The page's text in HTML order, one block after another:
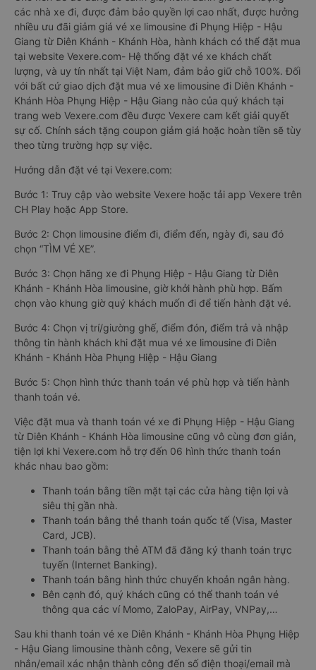
các nhà xe đi, được đảm bảo quyền lợi cao nhất, được hưởng
nhiều ưu đãi giảm giá vé xe limousine đi Phụng Hiệp - Hậu
Giang từ Diên Khánh - Khánh Hòa, hành khách có thể đặt mua
tại website Vexere.com- Hệ thống đặt vé xe khách chất
lượng, và uy tín nhất tại Việt Nam, đảm bảo giữ chỗ 100%. Đối
với bất cứ giao dịch đặt mua vé xe limousine đi Diên Khánh -
Khánh Hòa Phụng Hiệp - Hậu Giang nào của quý khách tại
trang web Vexere.com đều được Vexere cam kết giải quyết
sự cố. Chính sách tặng coupon giảm giá hoặc hoàn tiền sẽ tùy
theo từng trường hợp sự việc.
Hướng dẫn đặt vé tại Vexere.com:
Bước 1: Truy cập vào website Vexere hoặc tải app Vexere trên
CH Play hoặc App Store.
Bước 2: Chọn limousine điểm đi, điểm đến, ngày đi, sau đó
chọn “TÌM VÉ XE”.
Bước 3: Chọn hãng xe đi Phụng Hiệp - Hậu Giang từ Diên
Khánh - Khánh Hòa limousine, giờ khởi hành phù hợp. Bấm
chọn vào khung giờ quý khách muốn đi để tiến hành đặt vé.
Bước 4: Chọn vị trí/giường ghế, điểm đón, điểm trả và nhập
thông tin hành khách khi đặt mua vé xe limousine đi Diên
Khánh - Khánh Hòa Phụng Hiệp - Hậu Giang
Bước 5: Chọn hình thức thanh toán vé phù hợp và tiến hành
thanh toán vé.
Việc đặt mua và thanh toán vé xe đi Phụng Hiệp - Hậu Giang
từ Diên Khánh - Khánh Hòa limousine cũng vô cùng đơn giản,
tiện lợi khi Vexere.com hỗ trợ đến 06 hình thức thanh toán
khác nhau bao gồm:
Thanh toán bằng tiền mặt tại các cửa hàng tiện lợi và
siêu thị gần nhà.
Thanh toán bằng thẻ thanh toán quốc tế (Visa, Master
Card, JCB).
Thanh toán bằng thẻ ATM đã đăng ký thanh toán trực
tuyến (Internet Banking).
Thanh toán bằng hình thức chuyển khoản ngân hàng.
Bên cạnh đó, quý khách cũng có thể thanh toán vé
thông qua các ví Momo, ZaloPay, AirPay, VNPay,…
Sau khi thanh toán vé xe Diên Khánh - Khánh Hòa Phụng Hiệp
- Hậu Giang limousine thành công, Vexere sẽ gửi tin
nhắn/email xác nhận thành công đến số điện thoại/email mà